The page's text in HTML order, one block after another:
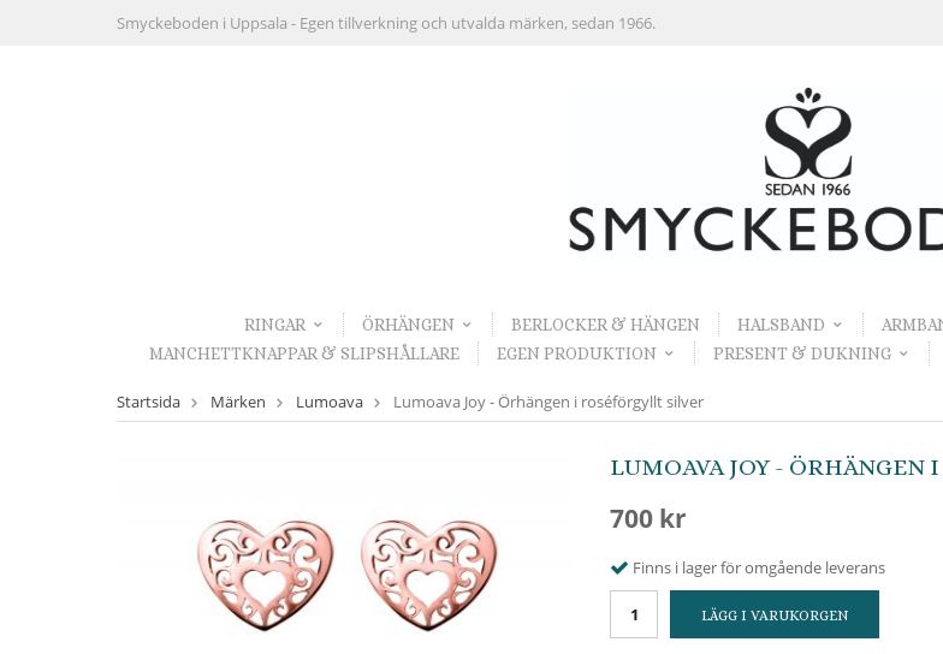
Smyckeboden i Uppsala - Egen tillverkning och utvalda märken, sedan 1966.
RINGAR ÖRHÄNGEN BERLOCKER & HÄNGEN HALSBAND
MANCHETTKNAPPAR & SLIPSHÅLLARE
EGEN PRODUKTION PRESENT & DUKNING
Startsida Märken Lumoava Lumoava Joy - Örhängen i roséförgyllt silver
LUMOAVA JOY - ÖRHÄNGEN
700 kr
Finns i lager för omgående leverans
LÄGG I VARUKORGEN